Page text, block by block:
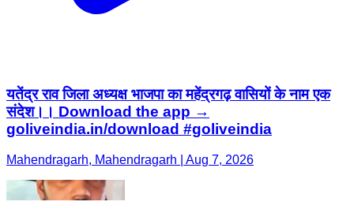
यतेंद्र राव जिला अध्यक्ष भाजपा का महेंद्रगढ़ वासियों के नाम एक
संदेश।। Download the app →
goliveindia.in/download #goliveindia
Mahendragarh, Mahendragarh | Aug 7, 2026